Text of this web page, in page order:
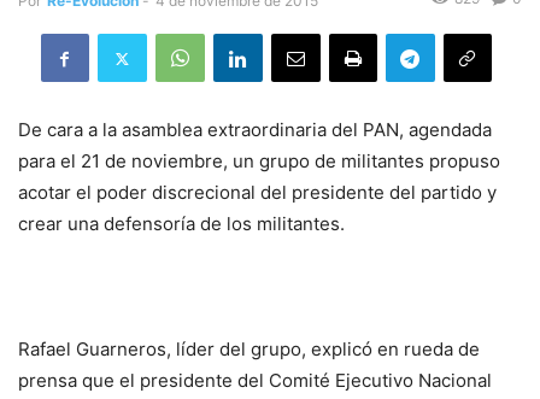
De cara a la asamblea extraordinaria del PAN, agendada
para el 21 de noviembre, un grupo de militantes propuso
acotar el poder discrecional del presidente del partido y
crear una defensoría de los militantes.
Rafael Guarneros, líder del grupo, explicó en rueda de
prensa que el presidente del Comité Ejecutivo Nacional